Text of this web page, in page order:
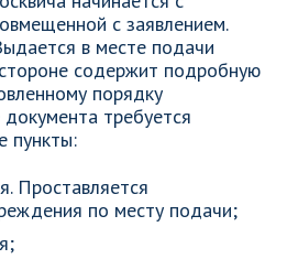
с заявлением.
в месте подачи
содержит подробную
порядку
требуется
пункты:
Проставляется
по месту подачи;